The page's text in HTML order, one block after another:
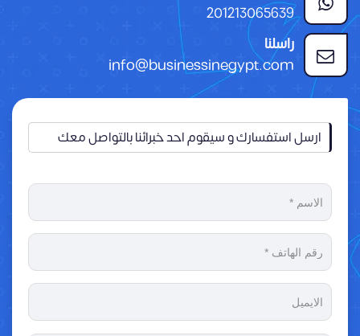
201213065639
راسلنا
info@businessinegypt.com
ارسل استفسارك و سيقوم احد خبرائنا بالتواصل معك